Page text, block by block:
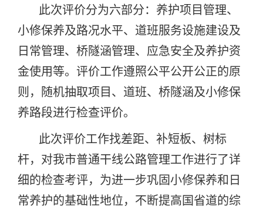
此次评价分为六部分：养护项目管理、
小修保养及路况水平、道班服务设施建设及
日常管理、桥隧涵管理、应急安全及养护资
金使用等。评价工作遵照公平公开公正的原
则，随机抽取项目、道班、桥隧涵及小修保
养路段进行检查评价。
此次评价工作找差距、补短板、树标
杆，对我市普通干线公路管理工作进行了详
细的检查考评，为进一步巩固小修保养和日
常养护的基础性地位，不断提高国省道的综